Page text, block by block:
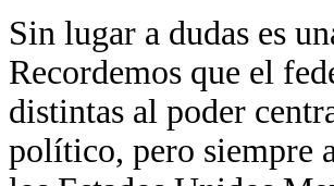
Sin lugar a dudas es
Recordemos que el
distintas al poder
político, pero siempre